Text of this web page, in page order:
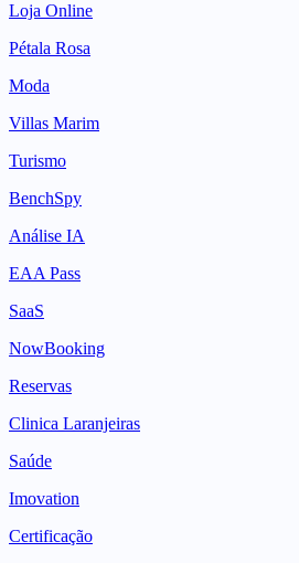
Loja Online
Pétala Rosa
Moda
Villas Marim
Turismo
BenchSpy
Análise IA
EAA Pass
SaaS
NowBooking
Reservas
Clinica Laranjeiras
Saúde
Imovation
Certificação